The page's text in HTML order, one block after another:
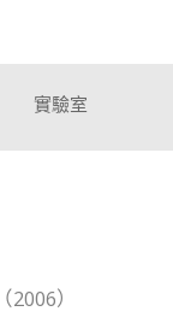
實驗室
）